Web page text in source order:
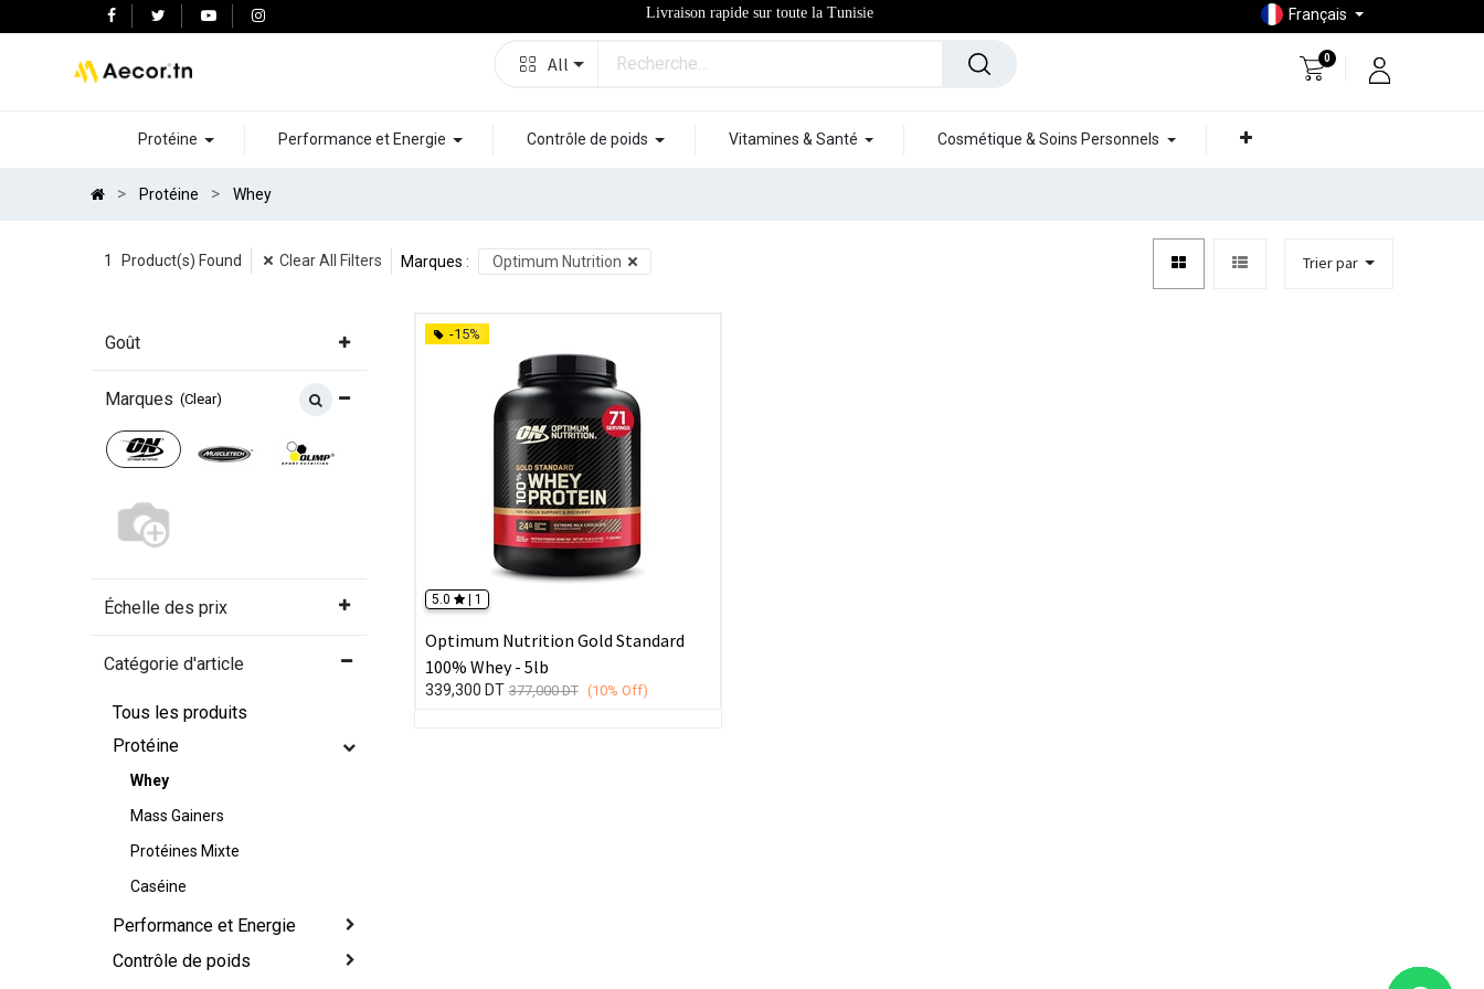
Livraison rapide sur toute la Tunisie Français
All 0
Protéine Performance et Energie Contrôle de poids Vitamines & Santé Cosmétique & Soins Personnels
Protéine Whey
Trier par
1 Product(s) Found Clear All Filters Marques : Optimum Nutrition
Goût
Marques (Clear)
Échelle des prix
Catégorie d'article
Tous les produits
Protéine
Whey
Mass Gainers
Protéines Mixte
Caséine
Performance et Energie
Contrôle de poids
5.0 1
-15%
Optimum Nutrition Gold Standard
100% Whey - 5lb
339,300 DT 377,000DT (10% Off)